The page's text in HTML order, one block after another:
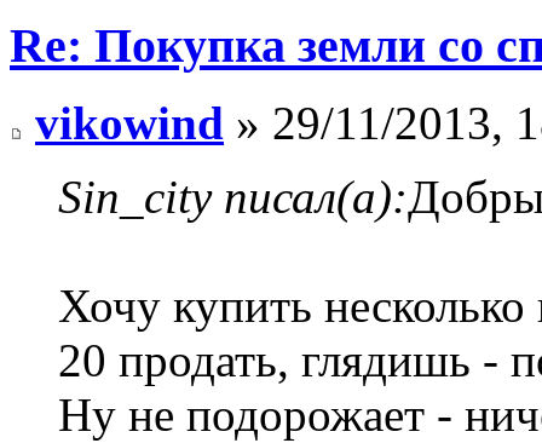
Re: Покупка земли со
vikowind » 29/11/2013,
Sin_city писал(а):
Хочу купить несколько
20 продать, глядишь -
Ну не подорожает -